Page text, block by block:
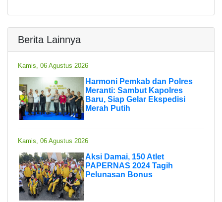
Berita Lainnya
Kamis, 06 Agustus 2026
Harmoni Pemkab dan Polres
Meranti: Sambut Kapolres
Baru, Siap Gelar Ekspedisi
Merah Putih
Kamis, 06 Agustus 2026
Aksi Damai, 150 Atlet
PAPERNAS 2024 Tagih
Pelunasan Bonus